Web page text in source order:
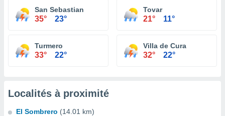
San Sebastian
35° 23°
Tovar
21° 11°
Turmero
33° 22°
Villa de Cura
32° 22°
Localités à proximité
El Sombrero (14.01 km)